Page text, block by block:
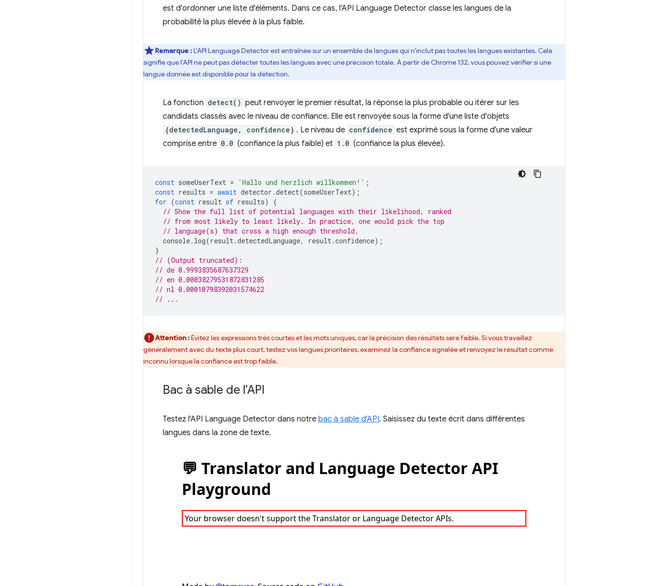
est d'ordonner une liste d'éléments. Dans ce cas, l'API Language Detector classe les langues de la
probabilité la plus élevée à la plus faible.
Remarque :L'API Language Detector est entraînée sur un ensemble de langues qui n'inclut pas toutes les langues existantes. Cela
signifie que l'API ne peut pas détecter toutes les langues avec une précision totale. À partir de Chrome 132, vous pouvez vérifier si une
langue donnée est disponible pour la détection.
La fonction detect() peut renvoyer le premier résultat, la réponse la plus probable ou itérer sur les
candidats classés avec le niveau de confiance. Elle est renvoyée sous la forme d'une liste d'objets
{detectedLanguage, confidence} . Le niveau de confidence est exprimé sous la forme d'une valeur
comprise entre 0.0 (confiance la plus faible) et 1.0 (confiance la plus élevée).
const someUserText = 'Hallo und herzlich willkommen!' ;
const results = await detector .detect(someUserText);
for (const result of results)
{
// Show the full list of potential languages with their likelihood, ranked
// from most likely to least likely. In practice, one would pick the top
// language(s) that cross a high enough threshold.
console. log(result.detectedLanguage, result.confidence);
}
// (Output truncated):
// de 0.9993835687637329
// en 0.00038279531872831285
// nl 0.00010798392031574622
// ...
Attention :Évitez les expressions très courtes et les mots uniques, car la précision des résultats sera faible. Si vous travaillez
généralement avec du texte plus court, testez vos langues prioritaires, examinez la confiance signalée et renvoyez le résultat comme
inconnu lorsque la confiance est trop faible.
Bac à sable de l'API
Testez l'API Language Detector dans notre bac à sable d'API. Saisissez du texte écrit dans différentes
langues dans la zone de texte.